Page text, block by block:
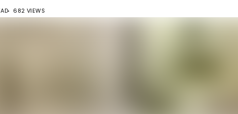
682 VIEWS